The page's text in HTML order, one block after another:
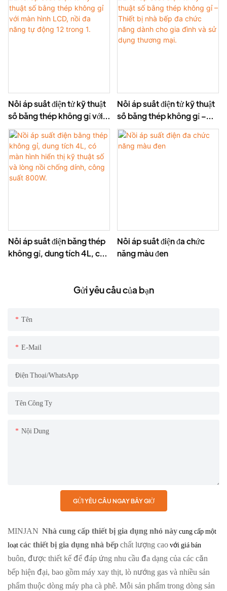
MINJAN Nhà cung cấp thiết bị gia dụng nhỏ nàycung cấp một
loạtcác thiết bị gia dụng nhà bếpchất lượng caovới giá bán
buôn, được thiết kế để đáp ứng nhu cầu đa dạng của các căn
bếp hiện đại, bao gồm máy xay thịt, lò nướng gas và nhiều sản
phẩm thuộc dòng máy pha cà phê. Mỗi sản phẩm trong dòng sản
chức năng 5L/6L, lớp
chống dính, thoát hơi
nhanh
tích 8-12L, công suất
1300-1600W
Nồi áp suất điện tử kỹ thuật
số bằng thép không gỉ với
màn hình LCD, nồi đa năng
tự động 12 trong 1.
Nồi áp suất điện tử kỹ thuật
số bằng thép không gỉ –
Thiết bị nhà bếp đa chức
năng dành cho gia đình và
sử dụng thương mại.
Nồi áp suất điện bằng thép
không gỉ, dung tích 4L, có
công suất 800W.
Nồi áp suất điện đa chức
năng màu đen
Gửi yêu cầu của bạn
Tên
E-Mail
Điện Thoại/WhatsApp
Tên Công Ty
Nội Dung
GỬI YÊU CẦU NGAY BÂY GIỜ